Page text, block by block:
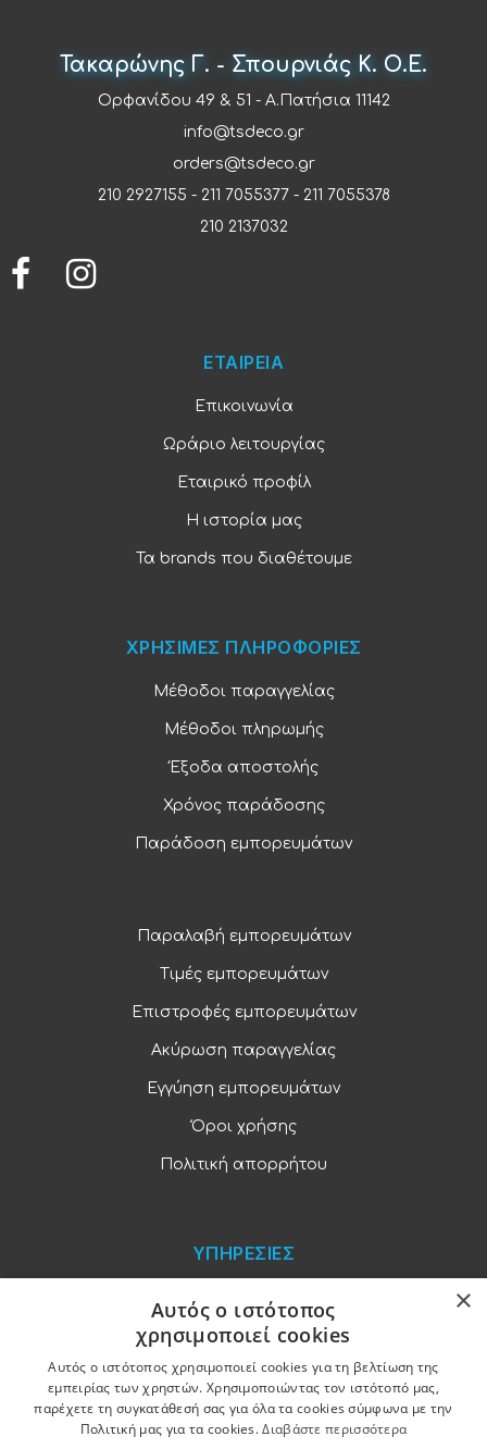
Τακαρώνης Γ. - Σπουρνιάς Κ. Ο.Ε.
Ορφανίδου 49 & 51 - Α.Πατήσια 11142
info@tsdeco.gr
orders@tsdeco.gr
210 2927155 - 211 7055377- 211 7055378
210 2137032
ΕΤΑΙΡΕΙΑ
Επικοινωνία
Ωράριο λειτουργίας
Εταιρικό προφίλ
Η ιστορία μας
Τα brands που διαθέτουμε
ΧΡΗΣΙΜΕΣ ΠΛΗΡΟΦΟΡΙΕΣ
Μέθοδοι παραγγελίας
Μέθοδοι πληρωμής
Έξοδα αποστολής
Χρόνος παράδοσης
Παράδοση εμπορευμάτων
Παραλαβή εμπορευμάτων
Τιμές εμπορευμάτων
Επιστροφές εμπορευμάτων
Ακύρωση παραγγελίας
Εγγύηση εμπορευμάτων
Όροι χρήσης
Πολιτική απορρήτου
ΥΠΗΡΕΣΙΕΣ
Παραγγελίες και πληρωμές
Χονδρική πώληση
Ξενοδοχειακός εξοπλισμός
×
Αυτός ο ιστότοπος
χρησιμοποιεί cookies
Αυτός ο ιστότοπος χρησιμοποιεί cookies για τη βελτίωση της
εμπειρίας των χρηστών. Χρησιμοποιώντας τον ιστότοπό μας,
παρέχετε τη συγκατάθεσή σας για όλα τα cookies σύμφωνα με την
Πολιτική μας για τα cookies.Διαβάστε περισσότερα